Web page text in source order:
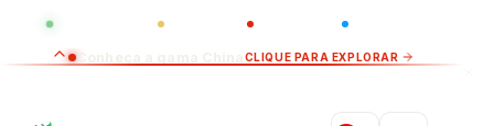
GLOBAL CHINA
Conheça a gama China CLIQUE PARA EXPLORAR